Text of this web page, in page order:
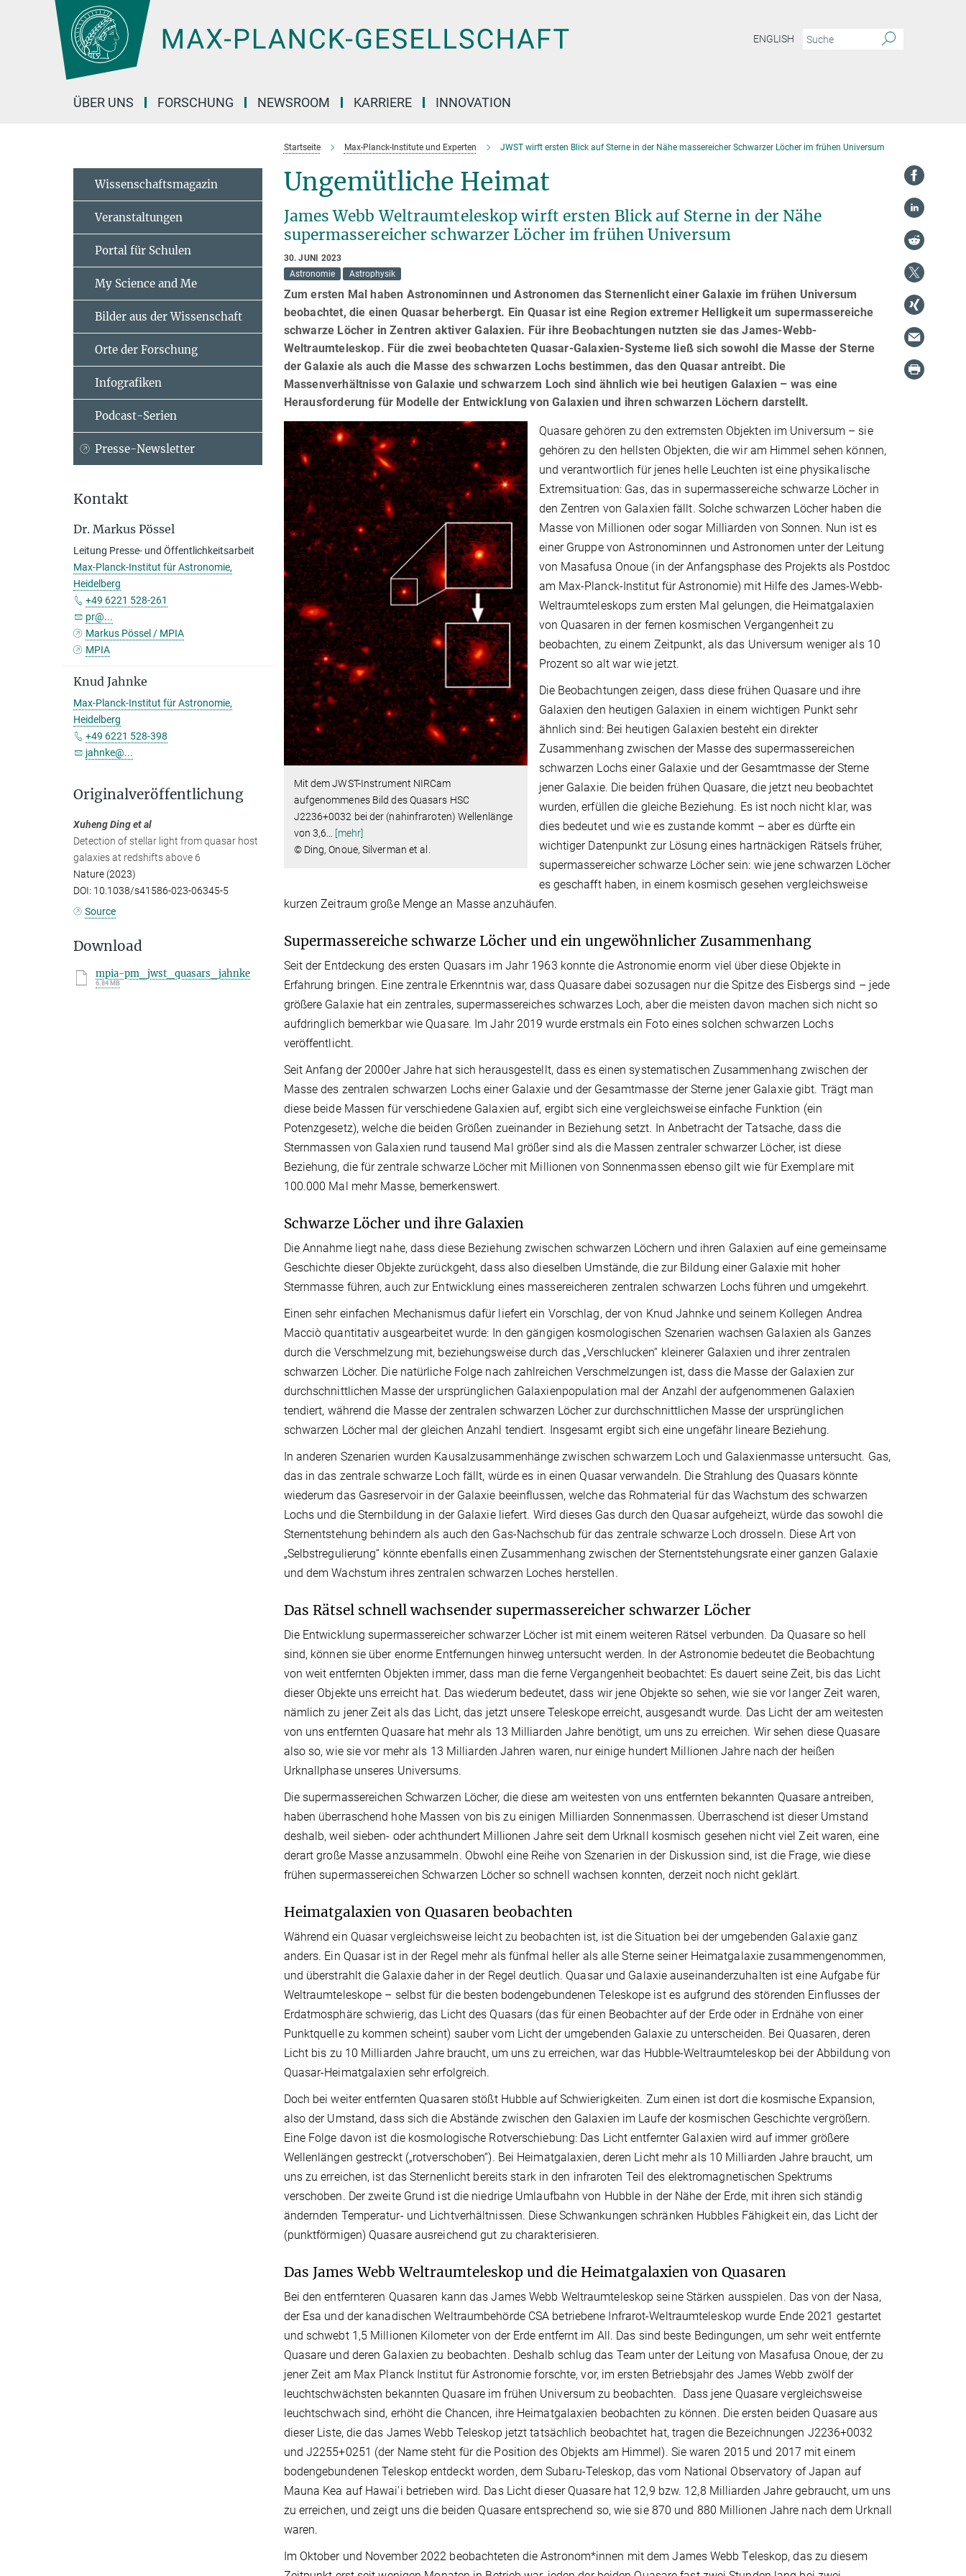
Hauptinhalt
ENGLISH
ÜBER UNS FORSCHUNG NEWSROOM KARRIERE INNOVATION
Startseite Max-Planck-Institute und Experten JWST wirft ersten Blick auf Sterne in der Nähe massereicher Schwarzer Löcher im frühen Universum
Ungemütliche Heimat
James Webb Weltraumteleskop wirft ersten Blick auf Sterne in der Nähe
supermassereicher schwarzer Löcher im frühen Universum
30. JUNI 2023
Astronomie
Astrophysik
Zum ersten Mal haben Astronominnen und Astronomen das Sternenlicht einer Galaxie im frühen Universum
beobachtet, die einen Quasar beherbergt. Ein Quasar ist eine Region extremer Helligkeit um supermassereiche
schwarze Löcher in Zentren aktiver Galaxien. Für ihre Beobachtungen nutzten sie das James-Webb-
Weltraumteleskop. Für die zwei beobachteten Quasar-Galaxien-Systeme ließ sich sowohl die Masse der Sterne
der Galaxie als auch die Masse des schwarzen Lochs bestimmen, das den Quasar antreibt. Die
Massenverhältnisse von Galaxie und schwarzem Loch sind ähnlich wie bei heutigen Galaxien – was eine
Herausforderung für Modelle der Entwicklung von Galaxien und ihren schwarzen Löchern darstellt.
Mit dem JWST-Instrument NIRCam
aufgenommenes Bild des Quasars HSC
J2236+0032 bei der (nahinfraroten) Wellenlänge
von 3,6
[mehr]
© Ding, Onoue, Silverman et al.
Quasare gehören zu den extremsten Objekten im Universum – sie
gehören zu den hellsten Objekten, die wir am Himmel sehen können,
und verantwortlich für jenes helle Leuchten ist eine physikalische
Extremsituation: Gas, das in supermassereiche schwarze Löcher in
den Zentren von Galaxien fällt. Solche schwarzen Löcher haben die
Masse von Millionen oder sogar Milliarden von Sonnen. Nun ist es
einer Gruppe von Astronominnen und Astronomen unter der Leitung
von Masafusa Onoue (in der Anfangsphase des Projekts als Postdoc
am Max-Planck-Institut für Astronomie) mit Hilfe des James-Webb-
Weltraumteleskops zum ersten Mal gelungen, die Heimatgalaxien
von Quasaren in der fernen kosmischen Vergangenheit zu
beobachten, zu einem Zeitpunkt, als das Universum weniger als 10
Prozent so alt war wie jetzt.
Die Beobachtungen zeigen, dass diese frühen Quasare und ihre
Galaxien den heutigen Galaxien in einem wichtigen Punkt sehr
ähnlich sind: Bei heutigen Galaxien besteht ein direkter
Zusammenhang zwischen der Masse des supermassereichen
schwarzen Lochs einer Galaxie und der Gesamtmasse der Sterne
jener Galaxie. Die beiden frühen Quasare, die jetzt neu beobachtet
wurden, erfüllen die gleiche Beziehung. Es ist noch nicht klar, was
dies bedeutet und wie es zustande kommt – aber es dürfte ein
wichtiger Datenpunkt zur Lösung eines hartnäckigen Rätsels früher,
supermassereicher schwarze Löcher sein: wie jene schwarzen Löcher
es geschafft haben, in einem kosmisch gesehen vergleichsweise
kurzen Zeitraum große Menge an Masse anzuhäufen.
Supermassereiche schwarze Löcher und ein ungewöhnlicher Zusammenhang
Seit der Entdeckung des ersten Quasars im Jahr 1963 konnte die Astronomie enorm viel über diese Objekte in
Erfahrung bringen. Eine zentrale Erkenntnis war, dass Quasare dabei sozusagen nur die Spitze des Eisbergs sind – jede
größere Galaxie hat ein zentrales, supermassereiches schwarzes Loch, aber die meisten davon machen sich nicht so
aufdringlich bemerkbar wie Quasare. Im Jahr 2019 wurde erstmals ein Foto eines solchen schwarzen Lochs
veröffentlicht.
Seit Anfang der 2000er Jahre hat sich herausgestellt, dass es einen systematischen Zusammenhang zwischen der
Masse des zentralen schwarzen Lochs einer Galaxie und der Gesamtmasse der Sterne jener Galaxie gibt. Trägt man
diese beide Massen für verschiedene Galaxien auf, ergibt sich eine vergleichsweise einfache Funktion (ein
Potenzgesetz), welche die beiden Größen zueinander in Beziehung setzt. In Anbetracht der Tatsache, dass die
Sternmassen von Galaxien rund tausend Mal größer sind als die Massen zentraler schwarzer Löcher, ist diese
Beziehung, die für zentrale schwarze Löcher mit Millionen von Sonnenmassen ebenso gilt wie für Exemplare mit
100.000 Mal mehr Masse, bemerkenswert.
Schwarze Löcher und ihre Galaxien
Die Annahme liegt nahe, dass diese Beziehung zwischen schwarzen Löchern und ihren Galaxien auf eine gemeinsame
Geschichte dieser Objekte zurückgeht, dass also dieselben Umstände, die zur Bildung einer Galaxie mit hoher
Sternmasse führen, auch zur Entwicklung eines massereicheren zentralen schwarzen Lochs führen und umgekehrt.
Einen sehr einfachen Mechanismus dafür liefert ein Vorschlag, der von Knud Jahnke und seinem Kollegen Andrea
Macciò quantitativ ausgearbeitet wurde: In den gängigen kosmologischen Szenarien wachsen Galaxien als Ganzes
durch die Verschmelzung mit, beziehungsweise durch das „Verschlucken“ kleinerer Galaxien und ihrer zentralen
schwarzen Löcher. Die natürliche Folge nach zahlreichen Verschmelzungen ist, dass die Masse der Galaxien zur
durchschnittlichen Masse der ursprünglichen Galaxienpopulation mal der Anzahl der aufgenommenen Galaxien
tendiert, während die Masse der zentralen schwarzen Löcher zur durchschnittlichen Masse der ursprünglichen
schwarzen Löcher mal der gleichen Anzahl tendiert. Insgesamt ergibt sich eine ungefähr lineare Beziehung.
In anderen Szenarien wurden Kausalzusammenhänge zwischen schwarzem Loch und Galaxienmasse untersucht. Gas,
das in das zentrale schwarze Loch fällt, würde es in einen Quasar verwandeln. Die Strahlung des Quasars könnte
wiederum das Gasreservoir in der Galaxie beeinflussen, welche das Rohmaterial für das Wachstum des schwarzen
Lochs und die Sternbildung in der Galaxie liefert. Wird dieses Gas durch den Quasar aufgeheizt, würde das sowohl die
Sternentstehung behindern als auch den Gas-Nachschub für das zentrale schwarze Loch drosseln. Diese Art von
„Selbstregulierung“ könnte ebenfalls einen Zusammenhang zwischen der Sternentstehungsrate einer ganzen Galaxie
und dem Wachstum ihres zentralen schwarzen Loches herstellen.
Das Rätsel schnell wachsender supermassereicher schwarzer Löcher
Die Entwicklung supermassereicher schwarzer Löcher ist mit einem weiteren Rätsel verbunden. Da Quasare so hell
sind, können sie über enorme Entfernungen hinweg untersucht werden. In der Astronomie bedeutet die Beobachtung
von weit entfernten Objekten immer, dass man die ferne Vergangenheit beobachtet: Es dauert seine Zeit, bis das Licht
dieser Objekte uns erreicht hat. Das wiederum bedeutet, dass wir jene Objekte so sehen, wie sie vor langer Zeit waren,
nämlich zu jener Zeit als das Licht, das jetzt unsere Teleskope erreicht, ausgesandt wurde. Das Licht der am weitesten
von uns entfernten Quasare hat mehr als 13 Milliarden Jahre benötigt, um uns zu erreichen. Wir sehen diese Quasare
also so, wie sie vor mehr als 13 Milliarden Jahren waren, nur einige hundert Millionen Jahre nach der heißen
Urknallphase unseres Universums.
Die supermassereichen Schwarzen Löcher, die diese am weitesten von uns entfernten bekannten Quasare antreiben,
haben überraschend hohe Massen von bis zu einigen Milliarden Sonnenmassen. Überraschend ist dieser Umstand
deshalb, weil sieben- oder achthundert Millionen Jahre seit dem Urknall kosmisch gesehen nicht viel Zeit waren, eine
derart große Masse anzusammeln. Obwohl eine Reihe von Szenarien in der Diskussion sind, ist die Frage, wie diese
frühen supermassereichen Schwarzen Löcher so schnell wachsen konnten, derzeit noch nicht geklärt.
Heimatgalaxien von Quasaren beobachten
Während ein Quasar vergleichsweise leicht zu beobachten ist, ist die Situation bei der umgebenden Galaxie ganz
anders. Ein Quasar ist in der Regel mehr als fünfmal heller als alle Sterne seiner Heimatgalaxie zusammengenommen,
und überstrahlt die Galaxie daher in der Regel deutlich. Quasar und Galaxie auseinanderzuhalten ist eine Aufgabe für
Weltraumteleskope – selbst für die besten bodengebundenen Teleskope ist es aufgrund des störenden Einflusses der
Erdatmosphäre schwierig, das Licht des Quasars (das für einen Beobachter auf der Erde oder in Erdnähe von einer
Punktquelle zu kommen scheint) sauber vom Licht der umgebenden Galaxie zu unterscheiden. Bei Quasaren, deren
Licht bis zu 10 Milliarden Jahre braucht, um uns zu erreichen, war das Hubble-Weltraumteleskop bei der Abbildung von
Quasar-Heimatgalaxien sehr erfolgreich.
Doch bei weiter entfernten Quasaren stößt Hubble auf Schwierigkeiten. Zum einen ist dort die kosmische Expansion,
also der Umstand, dass sich die Abstände zwischen den Galaxien im Laufe der kosmischen Geschichte vergrößern.
Eine Folge davon ist die kosmologische Rotverschiebung: Das Licht entfernter Galaxien wird auf immer größere
Wellenlängen gestreckt („rotverschoben“). Bei Heimatgalaxien, deren Licht mehr als 10 Milliarden Jahre braucht, um
uns zu erreichen, ist das Sternenlicht bereits stark in den infraroten Teil des elektromagnetischen Spektrums
verschoben. Der zweite Grund ist die niedrige Umlaufbahn von Hubble in der Nähe der Erde, mit ihren sich ständig
ändernden Temperatur- und Lichtverhältnissen. Diese Schwankungen schränken Hubbles Fähigkeit ein, das Licht der
(punktförmigen) Quasare ausreichend gut zu charakterisieren.
Das James Webb Weltraumteleskop und die Heimatgalaxien von Quasaren
Bei den entfernteren Quasaren kann das James Webb Weltraumteleskop seine Stärken ausspielen. Das von der Nasa,
der Esa und der kanadischen Weltraumbehörde CSA betriebene Infrarot-Weltraumteleskop wurde Ende 2021 gestartet
und schwebt 1,5 Millionen Kilometer von der Erde entfernt im All. Das sind beste Bedingungen, um sehr weit entfernte
Quasare und deren Galaxien zu beobachten. Deshalb schlug das Team unter der Leitung von Masafusa Onoue, der zu
jener Zeit am Max Planck Institut für Astronomie forschte, vor, im ersten Betriebsjahr des James Webb zwölf der
leuchtschwächsten bekannten Quasare im frühen Universum zu beobachten. Dass jene Quasare vergleichsweise
leuchtschwach sind, erhöht die Chancen, ihre Heimatgalaxien beobachten zu können. Die ersten beiden Quasare aus
dieser Liste, die das James Webb Teleskop jetzt tatsächlich beobachtet hat, tragen die Bezeichnungen J2236+0032
und J2255+0251 (der Name steht für die Position des Objekts am Himmel). Sie waren 2015 und 2017 mit einem
bodengebundenen Teleskop entdeckt worden, dem Subaru-Teleskop, das vom National Observatory of Japan auf
Mauna Kea auf Hawai'i betrieben wird. Das Licht dieser Quasare hat 12,9 bzw. 12,8 Milliarden Jahre gebraucht, um uns
zu erreichen, und zeigt uns die beiden Quasare entsprechend so, wie sie 870 und 880 Millionen Jahre nach dem Urknall
waren.
Im Oktober und November 2022 beobachteten die Astronom*innen mit dem James Webb Teleskop, das zu diesem
Wissenschaftsmagazin
Veranstaltungen
Portal für Schulen
My Science and Me
Bilder aus der Wissenschaft
Orte der Forschung
Infografiken
Podcast-Serien
Presse-Newsletter
Kontakt
Dr. Markus Pössel
Leitung Presse- und Öffentlichkeitsarbeit
Max-Planck-Institut für Astronomie,
Heidelberg
+49 6221 528-261
pr@...
Markus Pössel / MPIA
MPIA
Knud Jahnke
Max-Planck-Institut für Astronomie,
Heidelberg
+49 6221 528-398
jahnke@...
Originalveröffentlichung
Xuheng Ding et al
Detection of stellar light from quasar host
galaxies at redshifts above 6
Nature (2023)
DOI: 10.1038/s41586-023-06345-5
Source
Download
mpia-pm_jwst_quasars_jahnke
6.84 MB